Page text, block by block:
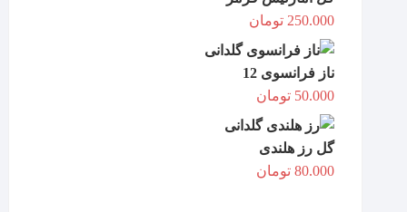
250.000 تومان
ناز فرانسوی 12
50.000 تومان
گل رز هلندی
80.000 تومان